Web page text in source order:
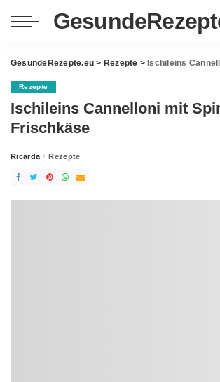
GesundeRezepte.eu > Rezepte > Ischileins Cannelloni
Rezepte
Ischileins Cannelloni mit
Frischkäse
Posted
Ricarda Rezepte